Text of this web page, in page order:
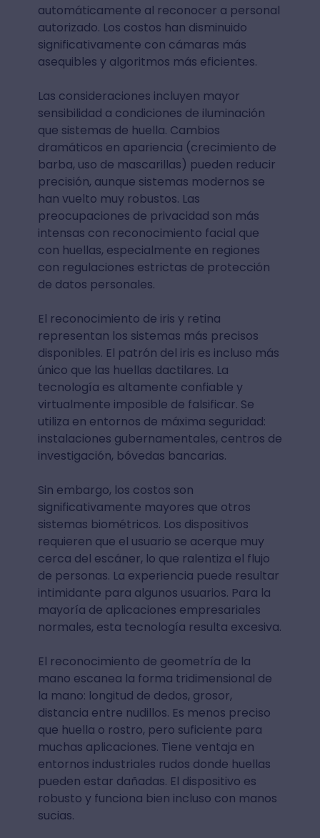
automáticamente al reconocer a personal
autorizado. Los costos han disminuido
significativamente con cámaras más
asequibles y algoritmos más eficientes.
Las consideraciones incluyen mayor
sensibilidad a condiciones de iluminación
que sistemas de huella. Cambios
dramáticos en apariencia (crecimiento de
barba, uso de mascarillas) pueden reducir
precisión, aunque sistemas modernos se
han vuelto muy robustos. Las
preocupaciones de privacidad son más
intensas con reconocimiento facial que
con huellas, especialmente en regiones
con regulaciones estrictas de protección
de datos personales.
El reconocimiento de iris y retina
representan los sistemas más precisos
disponibles. El patrón del iris es incluso más
único que las huellas dactilares. La
tecnología es altamente confiable y
virtualmente imposible de falsificar. Se
utiliza en entornos de máxima seguridad:
instalaciones gubernamentales, centros de
investigación, bóvedas bancarias.
Sin embargo, los costos son
significativamente mayores que otros
sistemas biométricos. Los dispositivos
requieren que el usuario se acerque muy
cerca del escáner, lo que ralentiza el flujo
de personas. La experiencia puede resultar
intimidante para algunos usuarios. Para la
mayoría de aplicaciones empresariales
normales, esta tecnología resulta excesiva.
El reconocimiento de geometría de la
mano escanea la forma tridimensional de
la mano: longitud de dedos, grosor,
distancia entre nudillos. Es menos preciso
que huella o rostro, pero suficiente para
muchas aplicaciones. Tiene ventaja en
entornos industriales rudos donde huellas
pueden estar dañadas. El dispositivo es
robusto y funciona bien incluso con manos
sucias.